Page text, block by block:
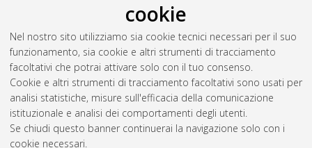
cookie
Nel nostro sito utilizziamo sia cookie tecnici necessari per il suo
funzionamento, sia cookie e altri strumenti di tracciamento
facoltativi che potrai attivare solo con il tuo consenso.
Cookie e altri strumenti di tracciamento facoltativi sono usati per
analisi statistiche, misure sull'efficacia della comunicazione
istituzionale e analisi dei comportamenti degli utenti.
Se chiudi questo banner continuerai la navigazione solo con i
cookie necessari.
Vedi altre statistiche
Gestione del documento: